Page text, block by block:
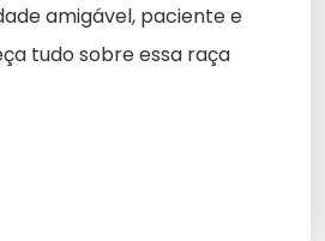
amigável, paciente e
tudo sobre essa raça